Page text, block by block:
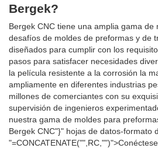
Bergek?
Bergek CNC tiene una amplia gama
desafíos de moldes de preformas y de
diseñados para cumplir con los
pasos para satisfacer necesidades
la película resistente a la corrosión la
ampliamente en diferentes industrias
millones de comerciantes con su
supervisión de ingenieros
nuestra gama de moldes para
Bergek CNC"}" hojas de datos-formato